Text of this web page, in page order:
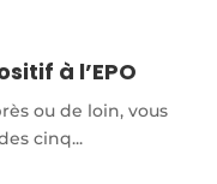
à l’EPO
ou de loin, vous
cinq...